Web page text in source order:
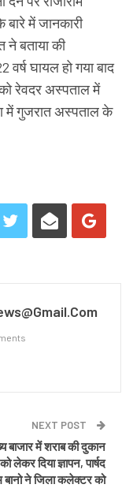
में जानकारी
ने बताया की
घायल हो गया बाद
रेवदर अस्पताल में
में गुजरात अस्पताल के
NEXT POST
बाजार में शराब की दुकान
लेकर दिया ज्ञापन, पार्षद
बानो ने जिला कलेक्टर को